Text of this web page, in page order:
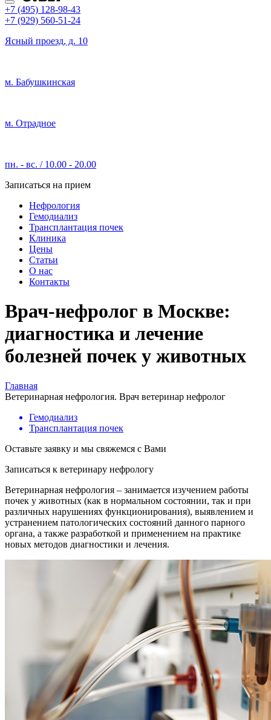
+7 (495) 128-98-43
+7 (929) 560-51-24
Ясный проезд, д. 10
м. Бабушкинская
м. Отрадное
пн. - вс. / 10.00 - 20.00
Записаться на прием
Нефрология
Гемодиализ
Трансплантация почек
Клиника
Цены
Статьи
О нас
Контакты
Врач-нефролог в Москве:
диагностика и лечение
болезней почек у животных
Главная
Ветеринарная нефрология. Врач ветеринар нефролог
Гемодиализ
Трансплантация почек
Оставьте заявку и мы свяжемся с Вами
Записаться к ветеринару нефрологу
Ветеринарная нефрология – занимается изучением работы
почек у животных (как в нормальном состоянии, так и при
различных нарушениях функционирования), выявлением и
устранением патологических состояний данного парного
органа, а также разработкой и применением на практике
новых методов диагностики и лечения.